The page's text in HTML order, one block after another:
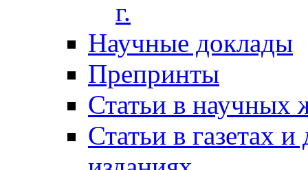
г.
Научные доклады
Препринты
Статьи в научных
Статьи в газетах